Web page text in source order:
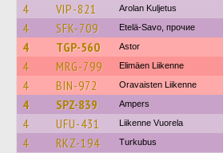
4 VIP-821 Arolan Kuljetus
4 SFK-709 Etelä-Savo, прочие
4 TGP-560 Astor
4 MRG-799 Elimäen Liikenne
4 BIN-972 Oravaisten Liikenne
4 SPZ-839 Ampers
4 UFU-431 Liikenne Vuorela
4 RKZ-194 Turkubus